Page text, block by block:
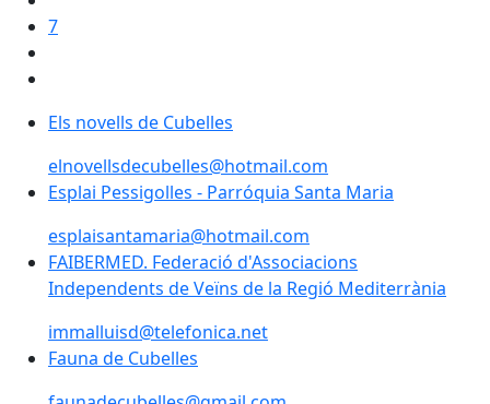
7
Els novells de Cubelles
elnovellsdecubelles@hotmail.com
Esplai Pessigolles - Parróquia Santa Maria
esplaisantamaria@hotmail.com
FAIBERMED. Federació d'Associacions
Independents de Veïns de la Regió Mediterrània
immalluisd@telefonica.net
Fauna de Cubelles